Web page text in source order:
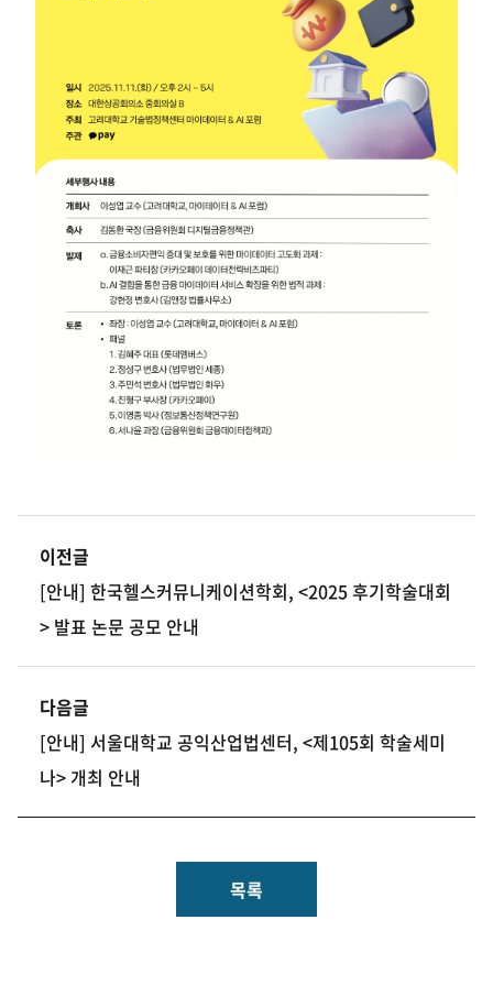
이전글
[안내] 한국헬스커뮤니케이션학회, <2025 후기학술대회
> 발표 논문 공모 안내
다음글
[안내] 서울대학교 공익산업법센터, <제105회 학술세미
나> 개최 안내
목록